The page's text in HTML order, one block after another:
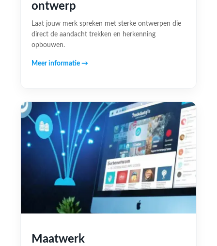
ontwerp
Laat jouw merk spreken met sterke ontwerpen die
direct de aandacht trekken en herkenning
opbouwen.
Meer informatie →
Maatwerk